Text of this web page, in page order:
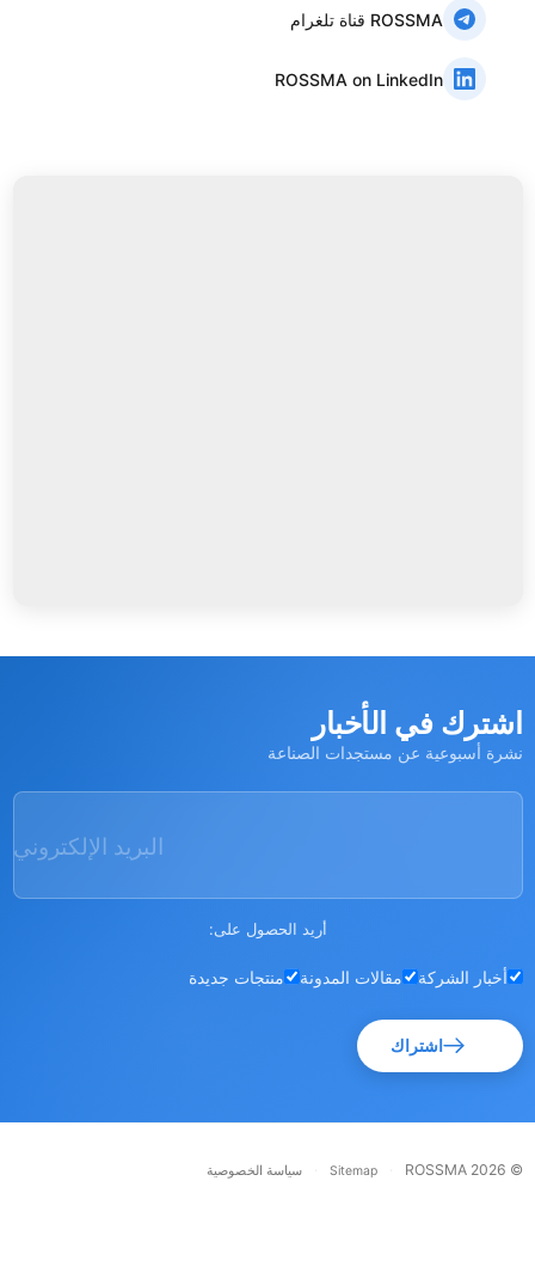
قناة تلغرام ROSSMA
ROSSMA on LinkedIn
في الأخبار
أسبوعية عن مستجدات الصناعة
البريد الإلكتروني
أريد الحصول على:
أخبار الشركة مقالات المدونة منتجات جديدة
اشتراك
·
Sitemap
· سياسة الخصوصية